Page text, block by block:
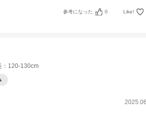
参考になった 0 Like!
： 120-130cm